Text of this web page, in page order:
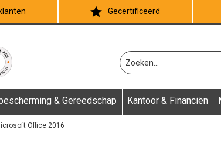
Gecertificeerd
& Gereedschap Kantoor & Financiën
Office 2016